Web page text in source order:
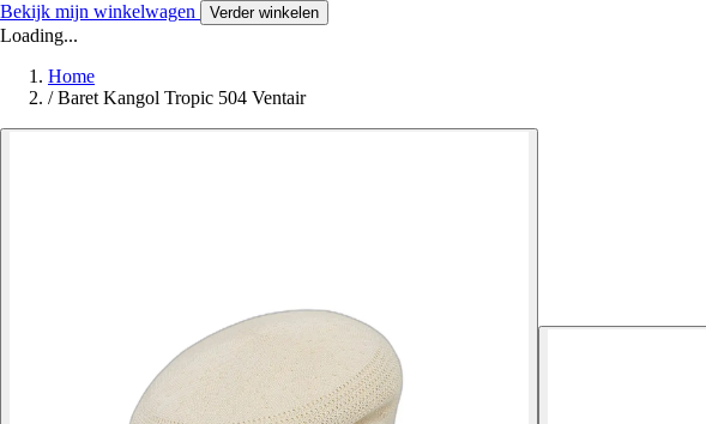
Bekijk mijn winkelwagen Verder winkelen
Loading...
Home
/ Baret Kangol Tropic 504 Ventair